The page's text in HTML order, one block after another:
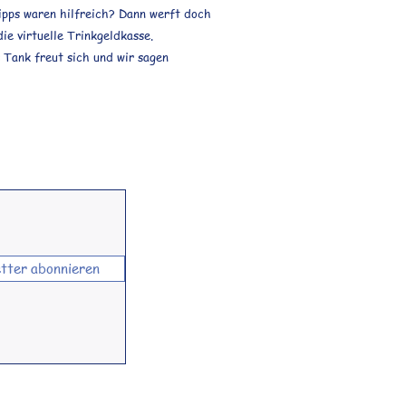
waren hilfreich? Dann werft doch
virtuelle Trinkgeldkasse.
Tank freut sich und wir sagen
abonnieren